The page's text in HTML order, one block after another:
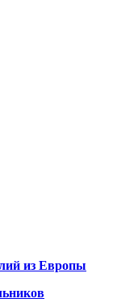
из Европы